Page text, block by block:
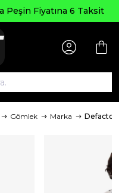
Peşin Fiyatına 6 Taksit
Gömlek Marka Defacto